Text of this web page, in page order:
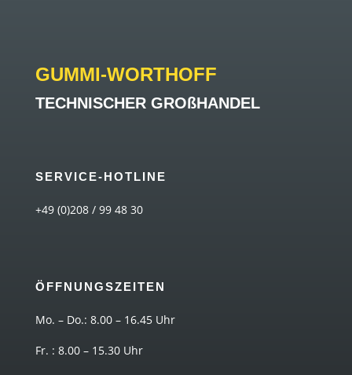
GUMMI-WORTHOFF
TECHNISCHER GROßHANDEL
SERVICE-HOTLINE
+49 (0)208 / 99 48 30
ÖFFNUNGSZEITEN
Mo. – Do.: 8.00 – 16.45 Uhr
Fr. : 8.00 – 15.30 Uhr